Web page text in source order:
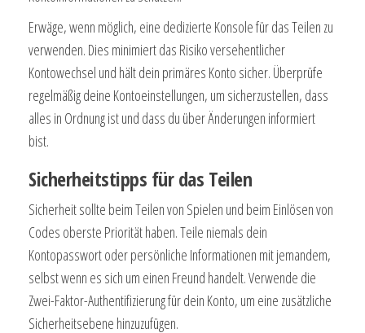
Erwäge, wenn möglich, eine dedizierte Konsole für das Teilen zu
verwenden. Dies minimiert das Risiko versehentlicher
Kontowechsel und hält dein primäres Konto sicher. Überprüfe
regelmäßig deine Kontoeinstellungen, um sicherzustellen, dass
alles in Ordnung ist und dass du über Änderungen informiert
bist.
Sicherheitstipps für das Teilen
Sicherheit sollte beim Teilen von Spielen und beim Einlösen von
Codes oberste Priorität haben. Teile niemals dein
Kontopasswort oder persönliche Informationen mit jemandem,
selbst wenn es sich um einen Freund handelt. Verwende die
Zwei-Faktor-Authentifizierung für dein Konto, um eine zusätzliche
Sicherheitsebene hinzuzufügen.